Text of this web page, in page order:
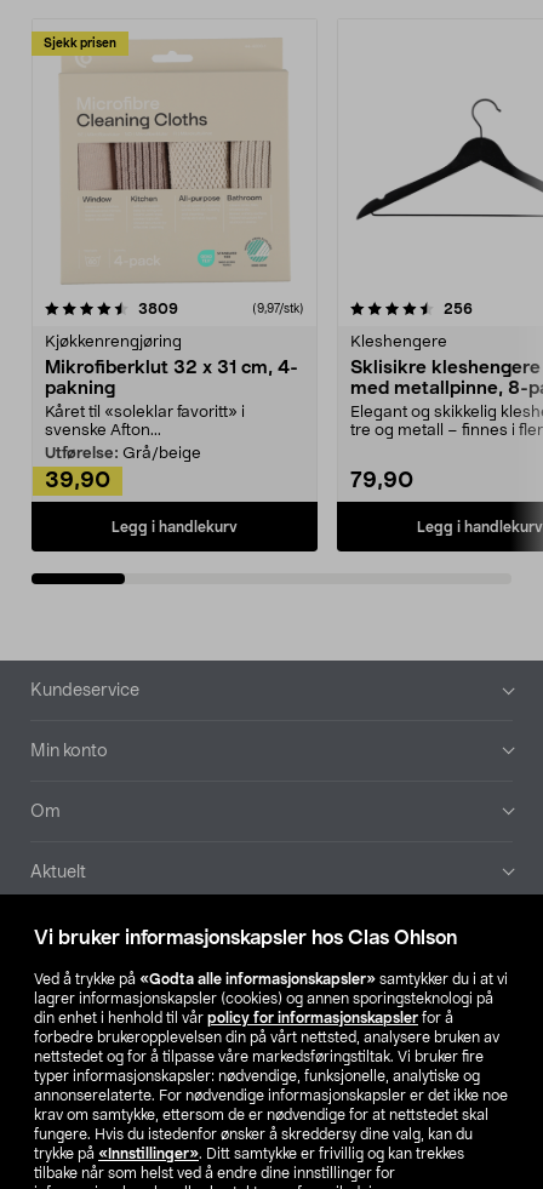
Vi bruker informasjonskapsler hos Clas Ohlson
Ved å trykke på «Godta alle informasjonskapsler» samtykker du i at vi
lagrer informasjonskapsler (cookies) og annen sporingsteknologi på
din enhet i henhold til vår policy for informasjonskapsler for å
forbedre brukeropplevelsen din på vårt nettsted, analysere bruken av
nettstedet og for å tilpasse våre markedsføringstiltak. Vi bruker fire
typer informasjonskapsler: nødvendige, funksjonelle, analytiske og
annonserelaterte. For nødvendige informasjonskapsler er det ikke noe
krav om samtykke, ettersom de er nødvendige for at nettstedet skal
fungere. Hvis du istedenfor ønsker å skreddersy dine valg, kan du
trykke på «Innstillinger». Ditt samtykke er frivillig og kan trekkes
tilbake når som helst ved å endre dine innstillinger for
Sjekk prisen
3809anmeldelser(9,97/stk)
Kjøkkenrengjøring
Mikrofiberklut 32 x 31 cm, 4-
pakning
Kåret til «soleklar favoritt» i
svenske Afton...
Utførelse: Grå/beige
39,90
Legg i handlekurv
4.5av 5 stjerner 256
Kleshengere
Sklisikre
med metallpinne, 8-
Elegant og skikkelig
tre og metall – finnes i
79,90
Legg i handlekurv
4.5av 5 stjerner
Bunntekst
Kundeservice
Min konto
Om
Aktuelt
Våre selskaper
Finn din butikk
SE NO FI